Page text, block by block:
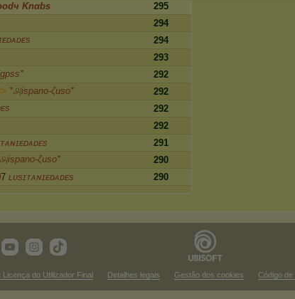
Knαbs
295
294
294
293
292
> *௮ispano-ζuso*
292
292
292
291
ζuso*
290
ʟᴜsɪᴛᴀɴɪᴇᴅᴀᴅᴇs 290
Licença do Utilizador Final Detalhes legais Gestão dos cookies Código de